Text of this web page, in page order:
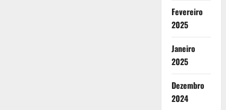
Fevereiro
2025
Janeiro
2025
Dezembro
2024